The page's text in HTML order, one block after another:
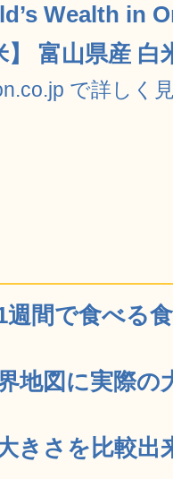
Wealth in
】 富山県産
で詳しく
週間で食べる
地図に実際
きさを比較出